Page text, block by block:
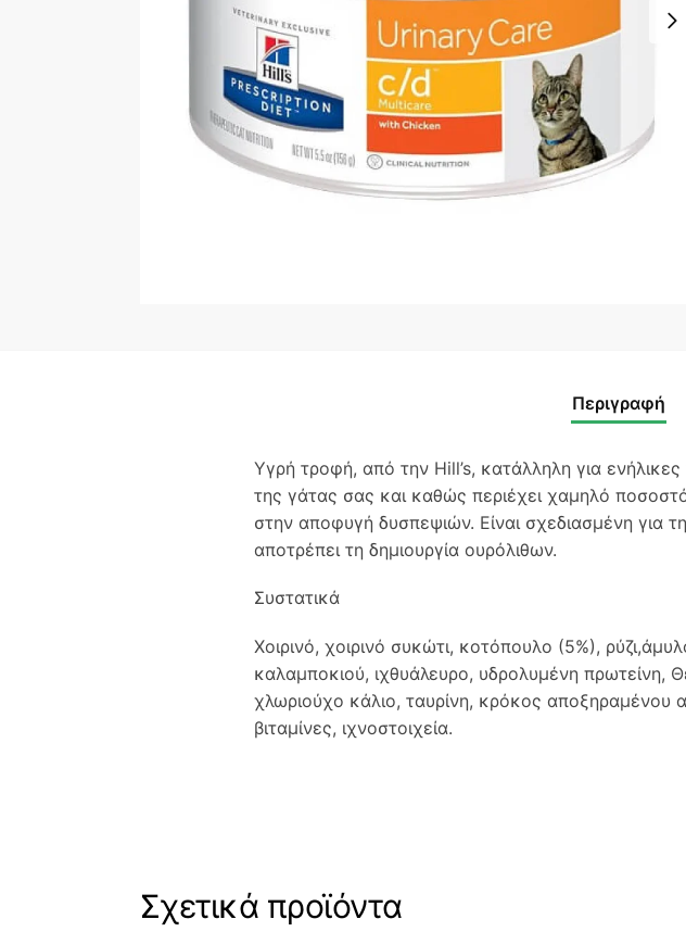
Περιγραφή
Υγρή τροφή, από την Hill’s, κατάλληλη για
της γάτας σας και καθώς περιέχει χαμηλό
στην αποφυγή δυσπεψιών. Είναι σχεδιασμένη για
αποτρέπει τη δημιουργία ουρόλιθων.
Συστατικά
Χοιρινό, χοιρινό συκώτι, κοτόπουλο (5%),
καλαμποκιού, ιχθυάλευρο, υδρολυμένη πρωτείνη,
χλωριούχο κάλιο, ταυρίνη, κρόκος αποξηραμένου
βιταμίνες, ιχνοστοιχεία.
Σχετικά προϊόντα